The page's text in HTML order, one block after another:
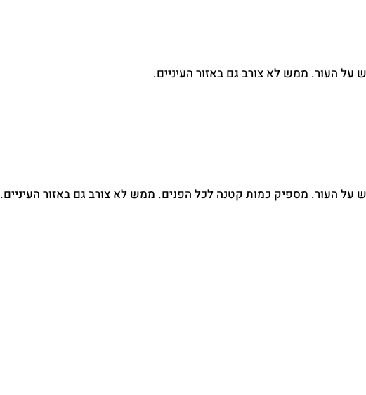
על העור. ממש לא צורב גם באזור העיניים.
על העור. מספיק כמות קטנה לכל הפנים. ממש לא צורב גם באזור העיניים.